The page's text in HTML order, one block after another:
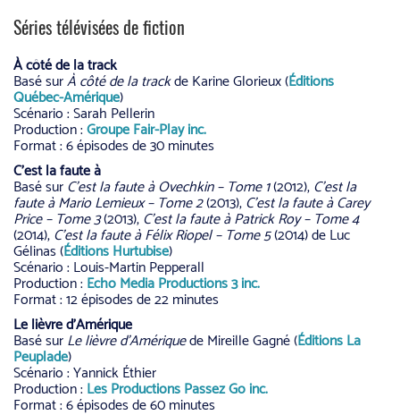
Séries télévisées de fiction
À côté de la track
Basé surÀ côté de la trackde Karine Glorieux (Éditions
Québec-Amérique)
Scénario : Sarah Pellerin
Production :Groupe Fair-Play inc.
Format : 6 épisodes de 30 minutes
C’est la faute à
Basé surC’est la faute à Ovechkin – Tome 1(2012),C’est la
faute à Mario Lemieux – Tome 2(2013),C’est la faute à Carey
Price – Tome 3(2013),C’est la faute à Patrick Roy – Tome 4
(2014),C’est la faute à Félix Riopel – Tome 5(2014) de Luc
Gélinas (Éditions Hurtubise)
Scénario : Louis-Martin Pepperall
Production : Echo Media Productions 3 inc.
Format : 12 épisodes de 22 minutes
Le lièvre d’Amérique
Basé surLe lièvre d’Amériquede Mireille Gagné (Éditions La
Peuplade)
Scénario : Yannick Éthier
Production : Les Productions Passez Go inc.
Format : 6 épisodes de 60 minutes